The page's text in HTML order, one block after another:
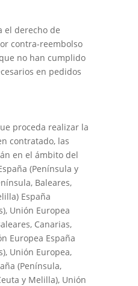
el derecho de
contra-reembolso
no han cumplido
en pedidos
proceda realizar la
contratado, las
en el ámbito del
(Península y
Baleares,
España
Unión Europea
Canarias,
Europea España
Unión Europea,
(Península,
y Melilla), Unión